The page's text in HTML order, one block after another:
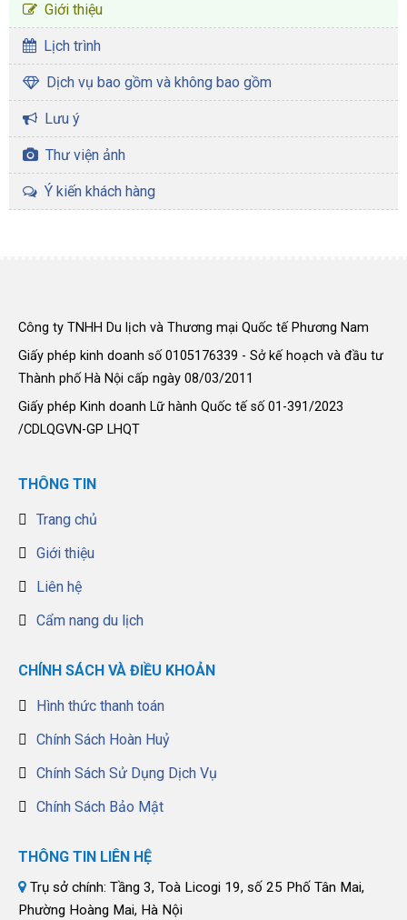
Giới thiệu
Lịch trình
Dịch vụ bao gồm và không bao gồm
Lưu ý
Thư viện ảnh
Ý kiến khách hàng
Công ty TNHH Du lịch và Thương mại Quốc tế Phương Nam
Giấy phép kinh doanh số 0105176339 - Sở kế hoạch và đầu tư
Thành phố Hà Nội cấp ngày 08/03/2011
Giấy phép Kinh doanh Lữ hành Quốc tế số 01-391/2023
/CDLQGVN-GP LHQT
THÔNG TIN
Trang chủ
Giới thiệu
Liên hệ
Cẩm nang du lịch
CHÍNH SÁCH VÀ ĐIỀU KHOẢN
Hình thức thanh toán
Chính Sách Hoàn Huỷ
Chính Sách Sử Dụng Dịch Vụ
Chính Sách Bảo Mật
THÔNG TIN LIÊN HỆ
Trụ sở chính: Tầng 3, Toà Licogi 19, số 25 Phố Tân Mai,
Phường Hoàng Mai, Hà Nội